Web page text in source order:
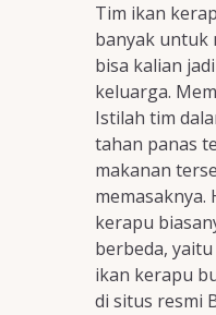
Tim ikan
banyak untuk
bisa kalian
keluarga.
Istilah tim
tahan panas
makanan
kerapu
berbeda,
ikan kerapu
di situs resmi